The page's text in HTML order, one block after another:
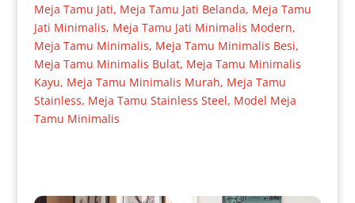
Meja Tamu Jati, Meja Tamu Jati Belanda, Meja Tamu
Jati Minimalis, Meja Tamu Jati Minimalis Modern,
Meja Tamu Minimalis, Meja Tamu Minimalis Besi,
Meja Tamu Minimalis Bulat, Meja Tamu Minimalis
Kayu, Meja Tamu Minimalis Murah, Meja Tamu
Stainless, Meja Tamu Stainless Steel, Model Meja
Tamu Minimalis